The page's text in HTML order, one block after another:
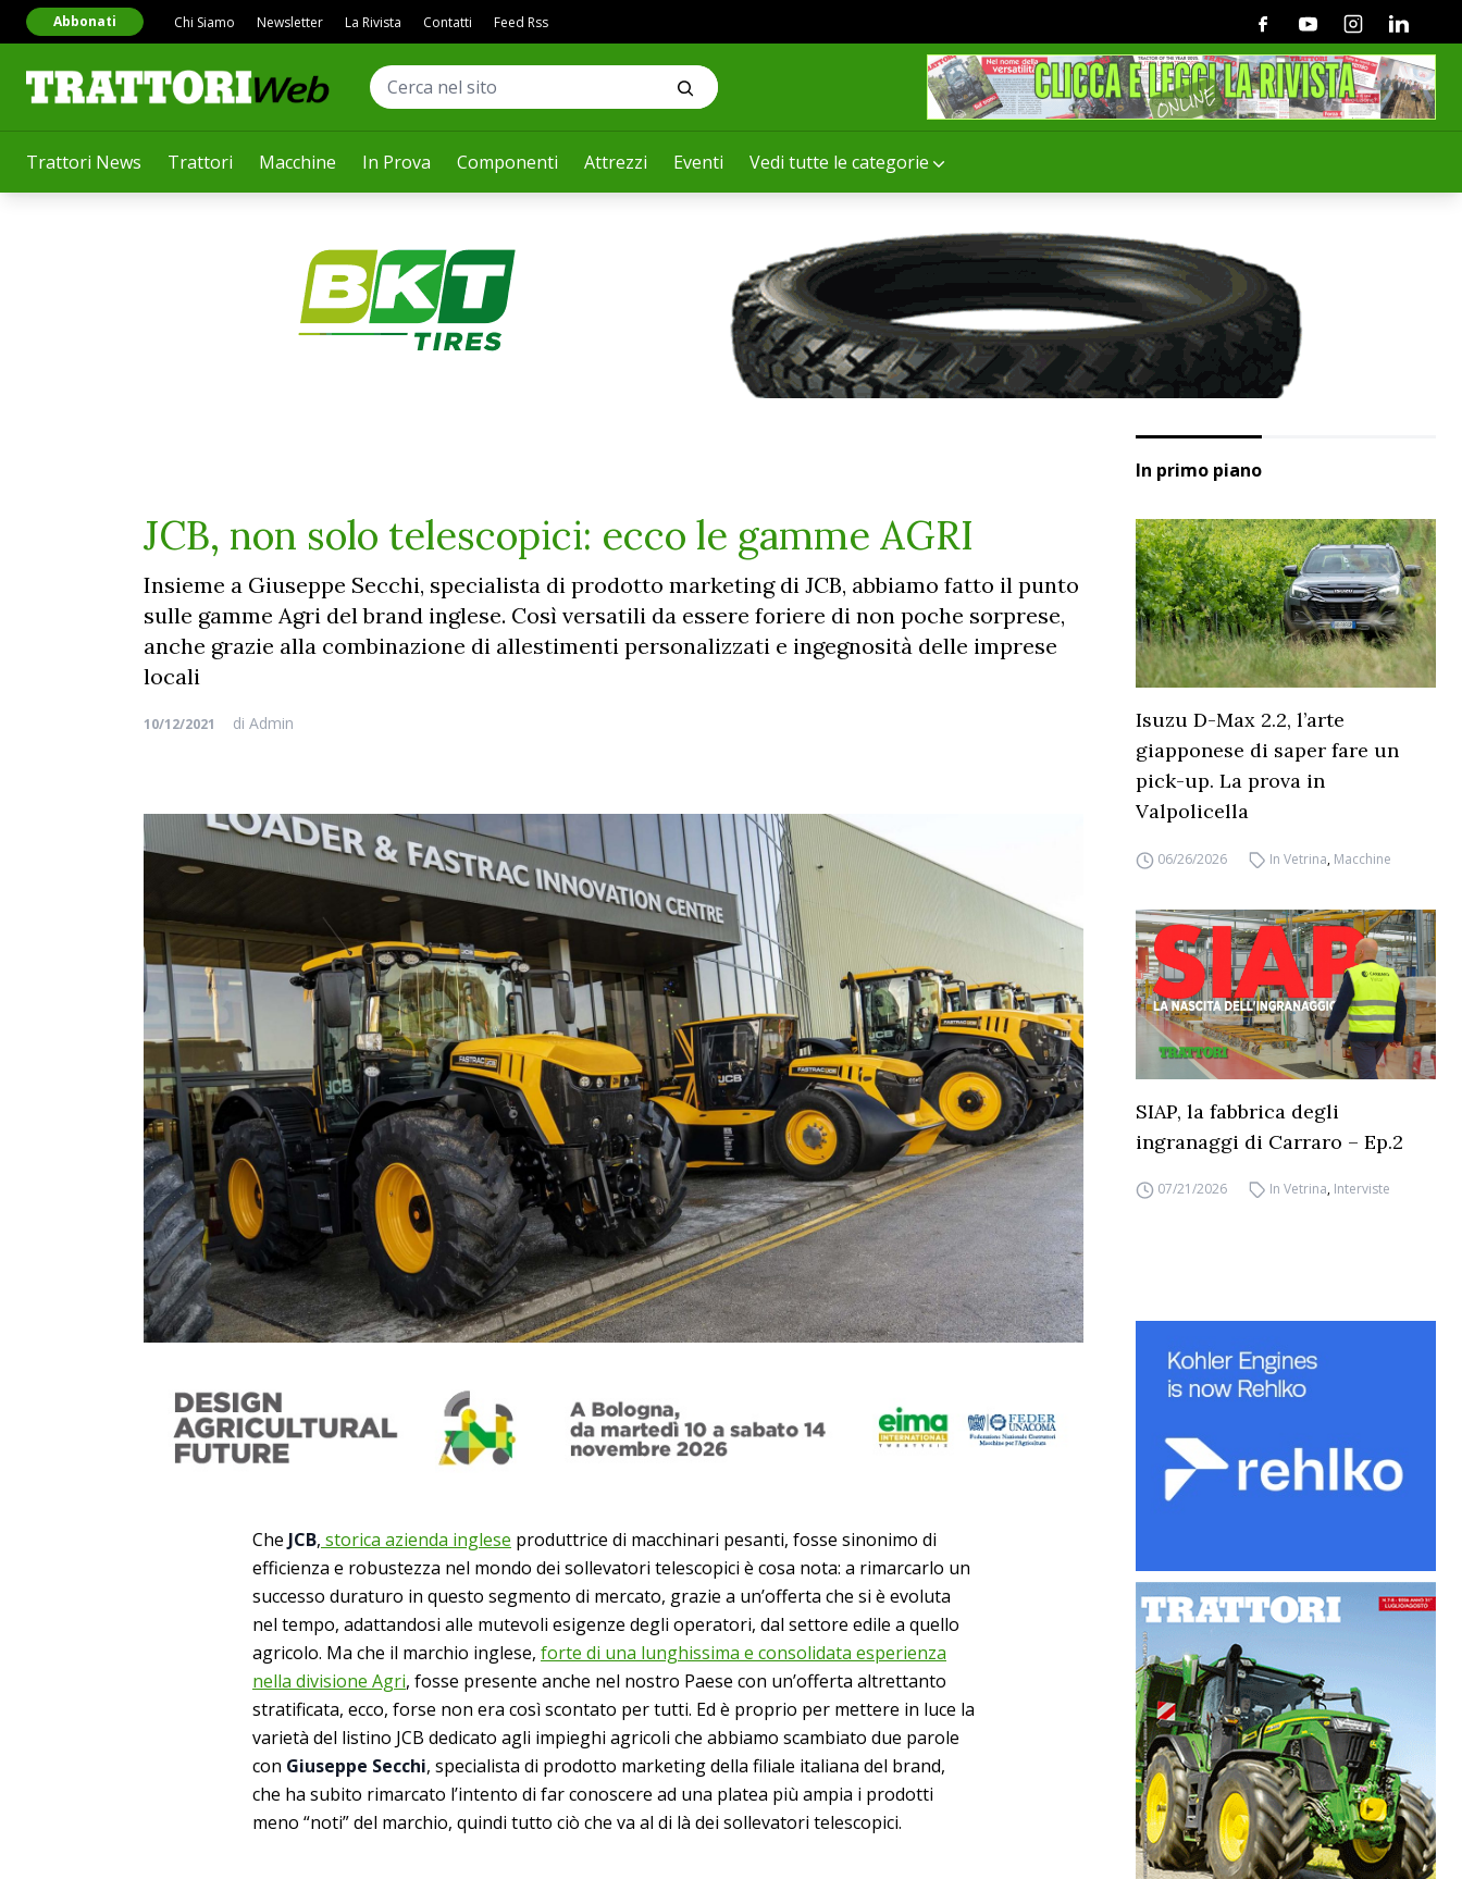
Trattori News Trattori Macchine In Prova Componenti Attrezzi Eventi Vedi tutte le categorie
Abbonati Chi Siamo Newsletter La Rivista Contatti Feed Rss FacebookYoutubeInstagramLinkedin
JCB, non solo telescopici: ecco le gamme AGRI
Insieme a Giuseppe Secchi, specialista di prodotto marketing di JCB, abbiamo fatto il punto
sulle gamme Agri del brand inglese. Così versatili da essere foriere di non poche sorprese,
anche grazie alla combinazione di allestimenti personalizzati e ingegnosità delle imprese
locali
10/12/2021 di Admin
Che JCB, storica azienda inglese produttrice di macchinari pesanti, fosse sinonimo di
efficienza e robustezza nel mondo dei sollevatori telescopici è cosa nota: a rimarcarlo un
successo duraturo in questo segmento di mercato, grazie a un’offerta che si è evoluta
nel tempo, adattandosi alle mutevoli esigenze degli operatori, dal settore edile a quello
agricolo. Ma che il marchio inglese, forte di una lunghissima e consolidata esperienza
nella divisione Agri, fosse presente anche nel nostro Paese con un’offerta altrettanto
stratificata, ecco, forse non era così scontato per tutti. Ed è proprio per mettere in luce la
varietà del listino JCB dedicato agli impieghi agricoli che abbiamo scambiato due parole
con Giuseppe Secchi, specialista di prodotto marketing della filiale italiana del brand,
che ha subito rimarcato l’intento di far conoscere ad una platea più ampia i prodotti
meno “noti” del marchio, quindi tutto ciò che va al di là dei sollevatori telescopici.
In primo piano
Isuzu D-Max 2.2, l’arte
giapponese di saper fare un
pick-up. La prova in
Valpolicella
06/26/2026 In Vetrina, Macchine
SIAP, la fabbrica degli
ingranaggi di Carraro – Ep.2
07/21/2026 In Vetrina, Interviste